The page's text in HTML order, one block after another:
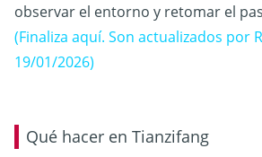
observar el entorno y retomar el
(Finaliza aquí. Son actualizados por
19/01/2026)
Qué hacer en Tianzifang